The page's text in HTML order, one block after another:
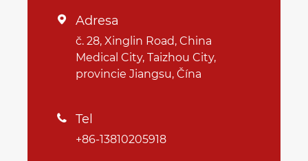
 Adresa
č. 28, Xinglin Road, China
Medical City, Taizhou City,
provincie Jiangsu, Čína
 Tel
+86-13810205918